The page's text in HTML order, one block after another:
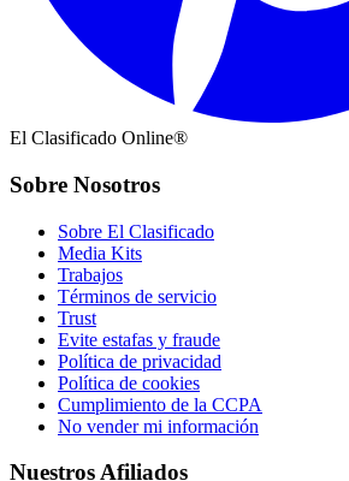
El Clasificado Online®
Sobre Nosotros
Sobre El Clasificado
Media Kits
Trabajos
Términos de servicio
Trust
Evite estafas y fraude
Política de privacidad
Política de cookies
Cumplimiento de la CCPA
No vender mi información
Nuestros Afiliados